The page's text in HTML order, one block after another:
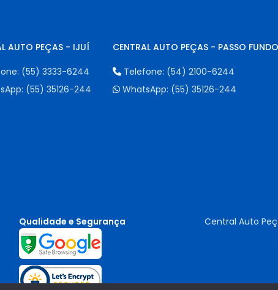
AUTO PEÇAS - IJUÍ
(55) 3333-6244
(55) 35126-244
CENTRAL AUTO PEÇAS - PASSO FUNDO
Telefone: (54) 2100-6244
WhatsApp: (55) 35126-244
Qualidade e Segurança Central Auto